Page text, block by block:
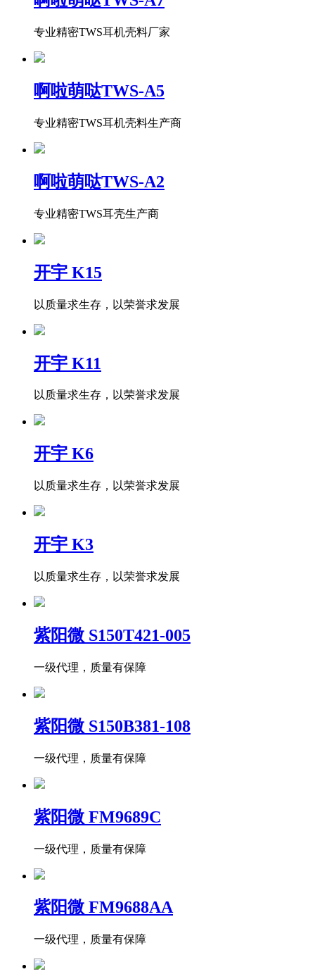
专业精密TWS耳机壳料厂家
啊啦萌哒TWS-A5
专业精密TWS耳机壳料生产商
啊啦萌哒TWS-A2
专业精密TWS耳壳生产商
开宇 K15
以质量求生存，以荣誉求发展
开宇 K11
以质量求生存，以荣誉求发展
开宇 K6
以质量求生存，以荣誉求发展
开宇 K3
以质量求生存，以荣誉求发展
紫阳微 S150T421-005
一级代理，质量有保障
紫阳微 S150B381-108
一级代理，质量有保障
紫阳微 FM9689C
一级代理，质量有保障
紫阳微 FM9688AA
一级代理，质量有保障